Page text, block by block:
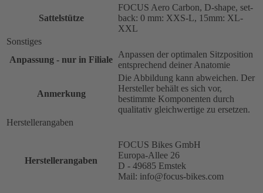
Sattelstütze
FOCUS Aero Carbon, D-shape, set-
back: 0 mm: XXS-L, 15mm: XL-
XXL
Sonstiges
Anpassung - nur in Filiale
Anpassen der optimalen Sitzposition
entsprechend deiner Anatomie
Anmerkung
Die Abbildung kann abweichen. Der
Hersteller behält es sich vor,
bestimmte Komponenten durch
qualitativ gleichwertige zu ersetzen.
Herstellerangaben
Herstellerangaben
FOCUS Bikes GmbH
Europa-Allee 26
D - 49685 Emstek
Mail: info@focus-bikes.com